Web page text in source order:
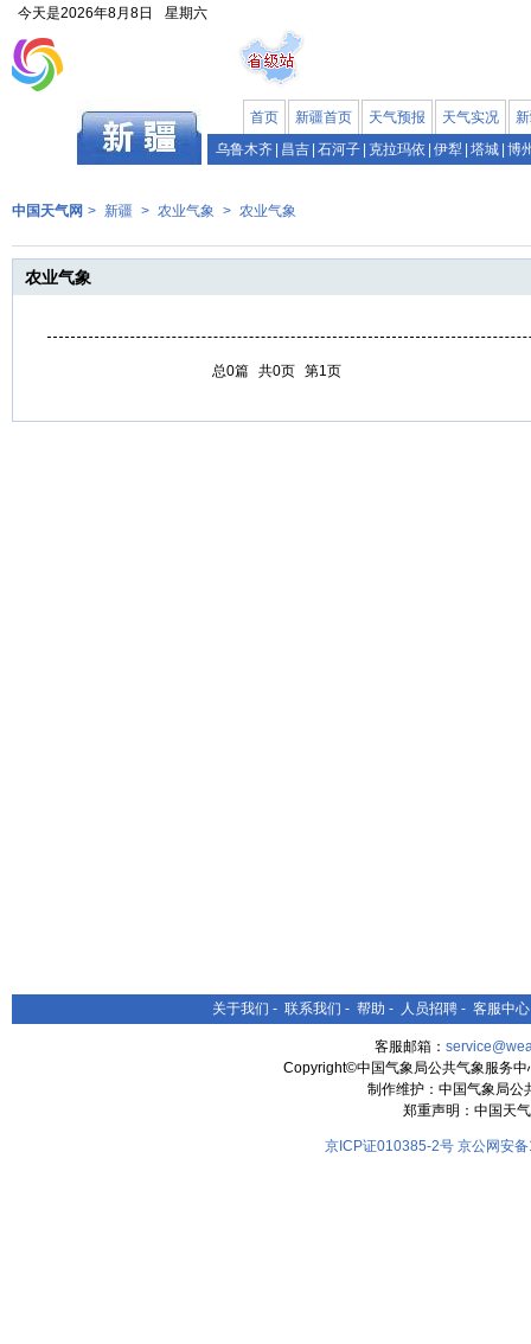
今天是2026年8月8日 星期六
首页 新疆首页 天气预报 天气实况
乌鲁木齐
昌吉 石河子 克拉玛依 伊犁 塔城 博
中国天气网 > 新疆 > 农业气象 > 农业气象
农业气象
总0篇 共0页 第1页
关于我们 - 联系我们 - 帮助 - 人员招聘 - 客服中心
客服邮箱：
Copyright©中国气象局公共气象服务
制作维护：中国气象局公
郑重声明：中国天
京ICP证010385-2号 京公网安